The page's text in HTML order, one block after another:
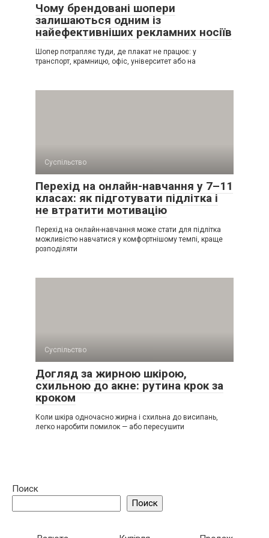
Чому брендовані шопери
залишаються одним із
найефективніших рекламних носіїв
Шопер потрапляє туди, де плакат не працює: у
транспорт, крамницю, офіс, університет або на
Суспільство
Перехід на онлайн-навчання у 7–11
класах: як підготувати підлітка і
не втратити мотивацію
Перехід на онлайн-навчання може стати для підлітка
можливістю навчатися у комфортнішому темпі, краще
розподіляти
Суспільство
Догляд за жирною шкірою,
схильною до акне: рутина крок за
кроком
Коли шкіра одночасно жирна і схильна до висипань,
легко наробити помилок — або пересушити
Поиск
Поиск